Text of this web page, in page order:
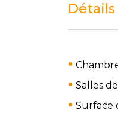
Salles
Surface